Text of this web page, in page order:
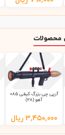
محصولات
آرپی چی بزرگ کیفی 085
آهو (28)
۳,۴۵۰,۰۰۰ ریال